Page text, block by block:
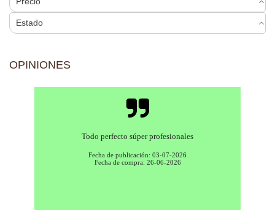
Estado
OPINIONES
Todo perfecto súper profesionales
Fecha de publicación: 03-07-2026
Fecha de compra: 26-06-2026